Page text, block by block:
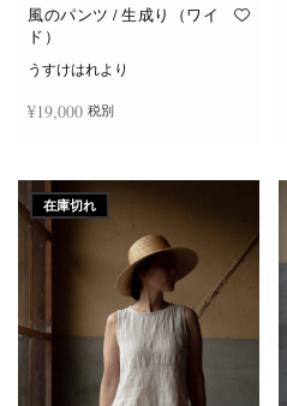
オ
ジ
選
択
で
き
ま
す
風のパンツ / 生成り（ワイ
ド）
うすけはれより
¥19,000 税別
在庫切れ